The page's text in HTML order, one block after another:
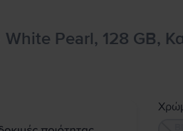
White Pearl, 128 GB,